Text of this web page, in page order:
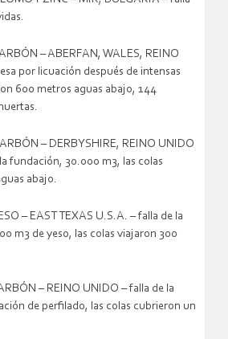
– ABERFAN, WALES, REINO
por licuación después de intensas
600 metros aguas abajo, 144
– DERBYSHIRE, REINO UNIDO
fundación, 30.000 m3, las colas
abajo.
– EAST TEXAS U.S.A. – falla de la
m3 de yeso, las colas viajaron 300
– REINO UNIDO – falla de la
de perfilado, las colas cubrieron un